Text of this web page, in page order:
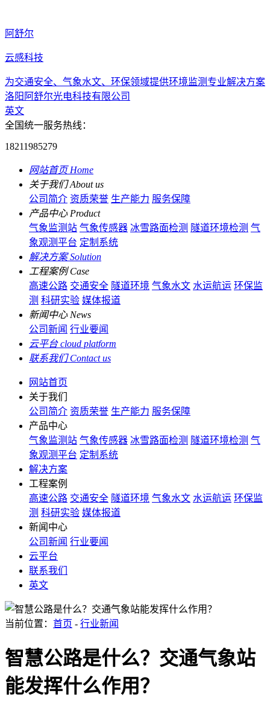
阿舒尔
云感科技
为交通安全、气象水文、环保领域提供环境监测专业解决方案
洛阳阿舒尔光电科技有限公司
英文
全国统一服务热线：
18211985279
网站首页 Home
关于我们 About us
公司简介 资质荣誉 生产能力 服务保障
产品中心 Product
气象监测站 气象传感器 冰雪路面检测 隧道环境检测 气
象观测平台 定制系统
解决方案 Solution
工程案例 Case
高速公路 交通安全 隧道环境 气象水文 水运航运 环保监
测 科研实验 媒体报道
新闻中心 News
公司新闻 行业要闻
云平台 cloud platform
联系我们 Contact us
网站首页
关于我们
公司简介 资质荣誉 生产能力 服务保障
产品中心
气象监测站 气象传感器 冰雪路面检测 隧道环境检测 气
象观测平台 定制系统
解决方案
工程案例
高速公路 交通安全 隧道环境 气象水文 水运航运 环保监
测 科研实验 媒体报道
新闻中心
公司新闻 行业要闻
云平台
联系我们
英文
当前位置： 首页 - 行业新闻
智慧公路是什么？交通气象站
能发挥什么作用？